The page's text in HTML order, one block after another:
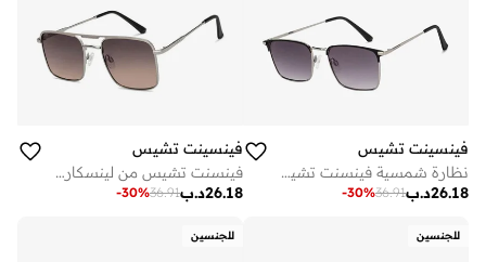
فينسينت تشيس
نظارة شمسية فينسنت تشيس فضي وردي مستطيلة بإطار كامل
د.ب26.18
36.91
-30%
فينسينت تشيس
فينسنت تشيس من لينسكارت | نظارة شمسية مربعة بإطار كامل مزدوج اللون فضي | اقتصادي | ماركة حديثة وأنيقة | حماية % من الأشعة فوق البنفسجية | للرجال والنساء | متوسط | في سي إس
د.ب26.18
36.91
-30%
للجنسين للجنسين